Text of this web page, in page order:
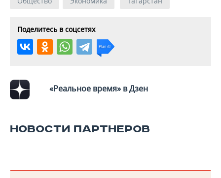
Поделитесь в соцсетях
«Реальное время» в Дзен
НОВОСТИ ПАРТНЕРОВ